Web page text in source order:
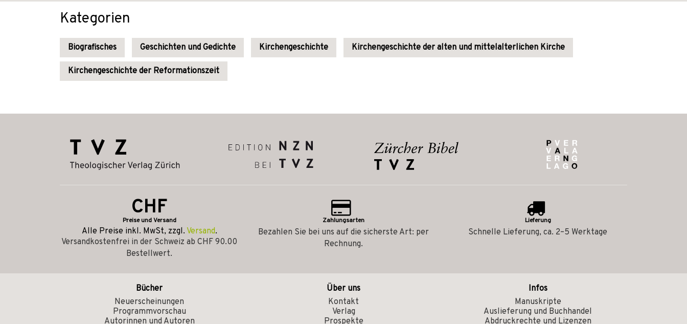
Kategorien
Biografisches Geschichten und Gedichte Kirchengeschichte Kirchengeschichte der alten und mittelalterlichen Kirche
Kirchengeschichte der Reformationszeit
CHF
Preise und Versand
Alle Preise inkl. MwSt, zzgl. Versand.
Versandkostenfrei in der Schweiz ab CHF 90.00
Bestellwert.
Zahlungsarten
Bezahlen Sie bei uns auf die sicherste Art: per
Rechnung.
Lieferung
Schnelle Lieferung, ca. 2–5 Werktage
Bücher
Neuerscheinungen
Programmvorschau
Autorinnen und Autoren
Über uns
Kontakt
Verlag
Prospekte
Infos
Manuskripte
Auslieferung und Buchhandel
Abdruckrechte und Lizenzen